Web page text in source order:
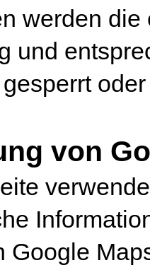
werden
und
von
Google